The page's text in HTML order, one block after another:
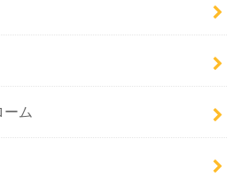
ーム